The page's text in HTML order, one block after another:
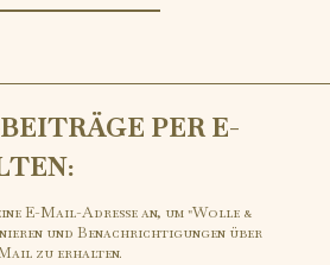
PER E-
E-Mail-Adresse an, um "Wolle &
und Benachrichtigungen über
zu erhalten.